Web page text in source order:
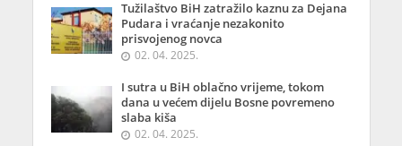
Tužilaštvo BiH zatražilo kaznu za Dejana
Pudara i vraćanje nezakonito
prisvojenog novca
02. 04. 2025.
I sutra u BiH oblačno vrijeme, tokom
dana u većem dijelu Bosne povremeno
slaba kiša
02. 04. 2025.